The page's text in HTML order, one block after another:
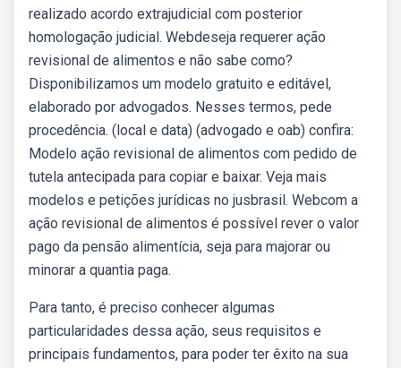
realizado acordo extrajudicial com posterior
homologação judicial. Webdeseja requerer ação
revisional de alimentos e não sabe como?
Disponibilizamos um modelo gratuito e editável,
elaborado por advogados. Nesses termos, pede
procedência. (local e data) (advogado e oab) confira:
Modelo ação revisional de alimentos com pedido de
tutela antecipada para copiar e baixar. Veja mais
modelos e petições jurídicas no jusbrasil. Webcom a
ação revisional de alimentos é possível rever o valor
pago da pensão alimentícia, seja para majorar ou
minorar a quantia paga.
Para tanto, é preciso conhecer algumas
particularidades dessa ação, seus requisitos e
principais fundamentos, para poder ter êxito na sua